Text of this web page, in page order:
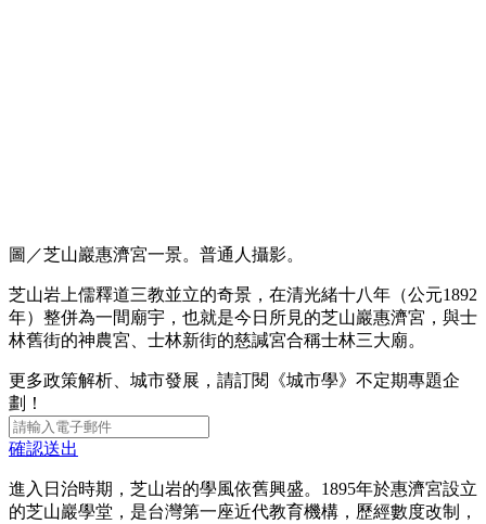
圖／芝山巖惠濟宮一景。普通人攝影。
芝山岩上儒釋道三教並立的奇景，在清光緒十八年（公元1892
年）整併為一間廟宇，也就是今日所見的芝山巖惠濟宮，與士
林舊街的神農宮、士林新街的慈諴宮合稱士林三大廟。
更多政策解析、城市發展，請訂閱《城市學》不定期專題企
劃！
確認送出
進入日治時期，芝山岩的學風依舊興盛。1895年於惠濟宮設立
的芝山巖學堂，是台灣第一座近代教育機構，歷經數度改制，